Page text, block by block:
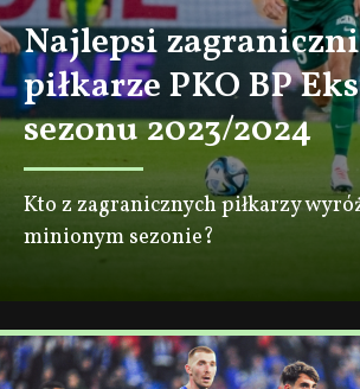
Najlepsi zagraniczni
piłkarze PKO BP
sezonu 2023/2024
Kto z zagranicznych piłkarzy
minionym sezonie?